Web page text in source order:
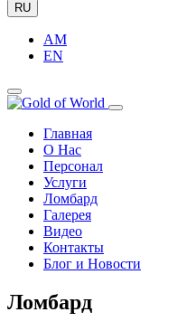
RU
AM
EN
Главная
О Нас
Персонал
Услуги
Ломбард
Галерея
Видео
Контакты
Блог и Новости
Ломбард